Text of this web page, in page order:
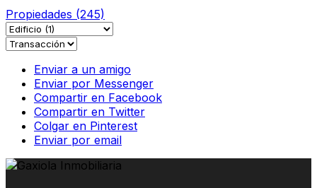
Propiedades (245)
Enviar a un amigo
Enviar por Messenger
Compartir en Facebook
Compartir en Twitter
Colgar en Pinterest
Enviar por email